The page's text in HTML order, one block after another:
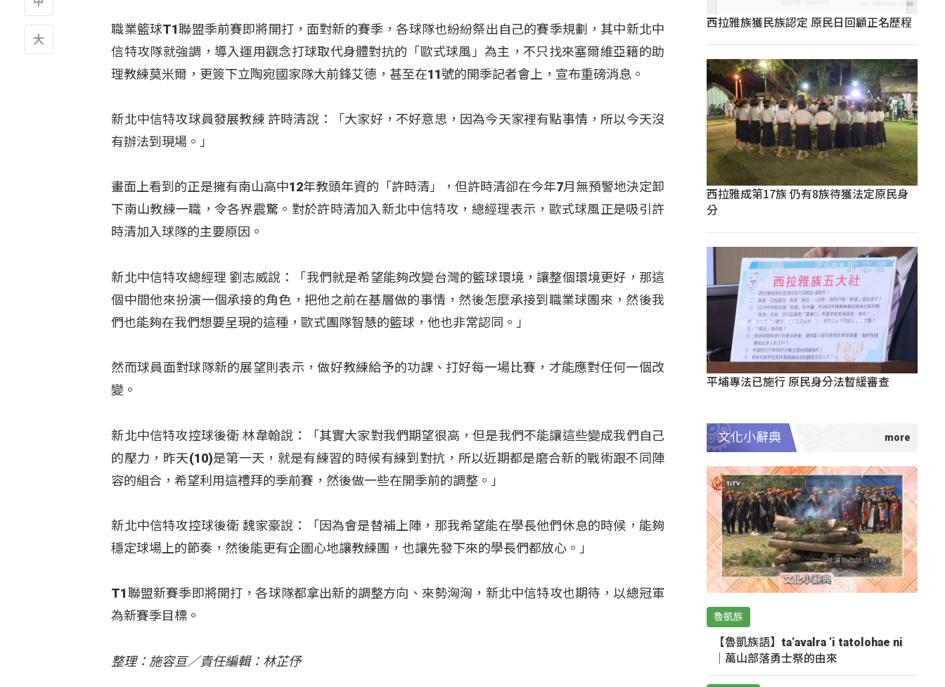
職業籃球T1聯盟季前賽即將開打，面對新的賽季，各球隊也紛紛祭出自己的賽季規劃，其中新北中
信特攻隊就強調，導入運用觀念打球取代身體對抗的「歐式球風」為主，不只找來塞爾維亞籍的助
理教練莫米爾，更簽下立陶宛國家隊大前鋒艾德，甚至在11號的開季記者會上，宣布重磅消息。
新北中信特攻球員發展教練 許時清說：「大家好，不好意思，因為今天家裡有點事情，所以今天沒
有辦法到現場。」
畫面上看到的正是擁有南山高中12年教頭年資的「許時清」，但許時清卻在今年7月無預警地決定卸
下南山教練一職，令各界震驚。對於許時清加入新北中信特攻，總經理表示，歐式球風正是吸引許
時清加入球隊的主要原因。
新北中信特攻總經理 劉志威說：「我們就是希望能夠改變台灣的籃球環境，讓整個環境更好，那這
個中間他來扮演一個承接的角色，把他之前在基層做的事情，然後怎麼承接到職業球團來，然後我
們也能夠在我們想要呈現的這種，歐式團隊智慧的籃球，他也非常認同。」
然而球員面對球隊新的展望則表示，做好教練給予的功課、打好每一場比賽，才能應對任何一個改
變。
新北中信特攻控球後衛 林韋翰說：「其實大家對我們期望很高，但是我們不能讓這些變成我們自己
的壓力，昨天(10)是第一天，就是有練習的時候有練到對抗，所以近期都是磨合新的戰術跟不同陣
容的組合，希望利用這禮拜的季前賽，然後做一些在開季前的調整。」
新北中信特攻控球後衛 魏家豪說：「因為會是替補上陣，那我希望能在學長他們休息的時候，能夠
穩定球場上的節奏，然後能更有企圖心地讓教練團，也讓先發下來的學長們都放心。」
T1聯盟新賽季即將開打，各球隊都拿出新的調整方向、來勢洶洶，新北中信特攻也期待，以總冠軍
為新賽季目標。
整理：施容亘／責任編輯：林芷伃
西拉雅族獲民族認定 原民日回顧正名歷程
西拉雅成第17族 仍有8族待獲法定原民身
分
平埔專法已施行 原民身分法暫緩審查
文化小辭典
魯凱族
【魯凱族語】ta‘avalra ‘i tatolohae ni
｜萬山部落勇士祭的由來